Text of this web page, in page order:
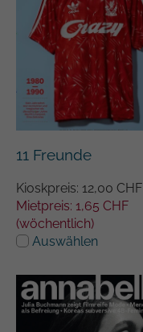
11 Freunde
Kioskpreis: 12,00 CHF
Mietpreis: 1,65 CHF
(wöchentlich)
Auswählen